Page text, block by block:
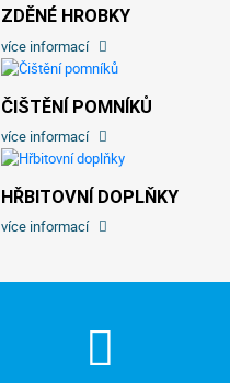
ZDĚNÉ HROBKY
více informací
ČIŠTĚNÍ POMNÍKŮ
více informací
HŘBITOVNÍ DOPLŇKY
více informací